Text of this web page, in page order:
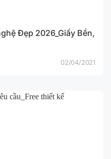
Đẹp 2026_Giấy Bền,
02/04/2021